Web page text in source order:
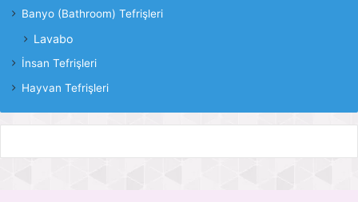
Banyo (Bathroom) Tefrişleri
Lavabo
İnsan Tefrişleri
Hayvan Tefrişleri